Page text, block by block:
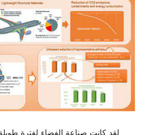
لقد كانت صناعة الفضاء لفترة